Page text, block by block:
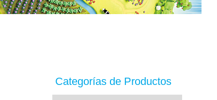
Categorías de Productos